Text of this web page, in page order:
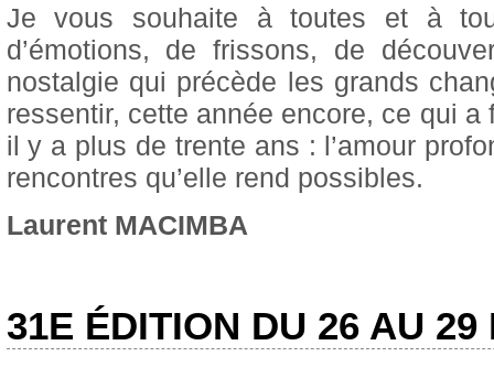
Je vous souhaite à toutes et à
d’émotions, de frissons, de
nostalgie qui précède les grands
ressentir, cette année encore, ce qui
il y a plus de trente ans : l’amour
rencontres qu’elle rend possibles.
Laurent MACIMBA
31E ÉDITION DU 26 AU 29